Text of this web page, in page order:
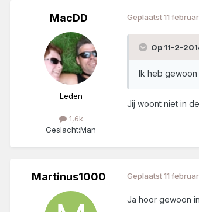
MacDD
Leden
1,6k
Geslacht:Man
Geplaatst11
Op 11-2-
Ik heb gewoon
Jij woont niet in de
Martinus1000 Geplaatst11
Ja hoor gewoon